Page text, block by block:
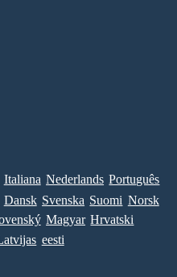
Italiana Nederlands Português
Dansk Svenska Suomi Norsk
Magyar Hrvatski
eesti